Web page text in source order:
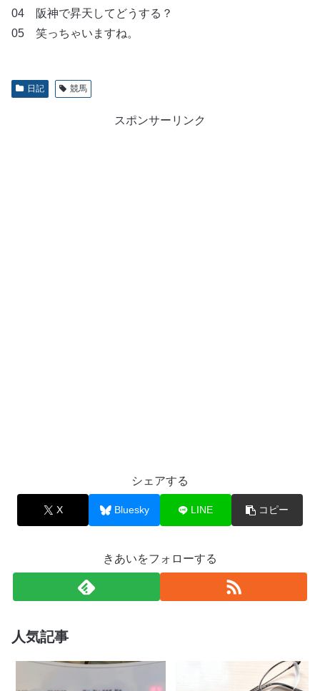
04 阪神で昇天してどうする？
05 笑っちゃいますね。
日記 競馬
スポンサーリンク
シェアする
X Bluesky LINE コピー
きあいをフォローする
人気記事